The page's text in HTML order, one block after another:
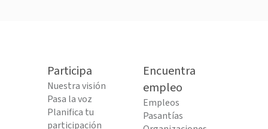
Participa
Nuestra visión
Pasa la voz
Planifica tu
participación
Encuentra
empleo
Empleos
Pasantías